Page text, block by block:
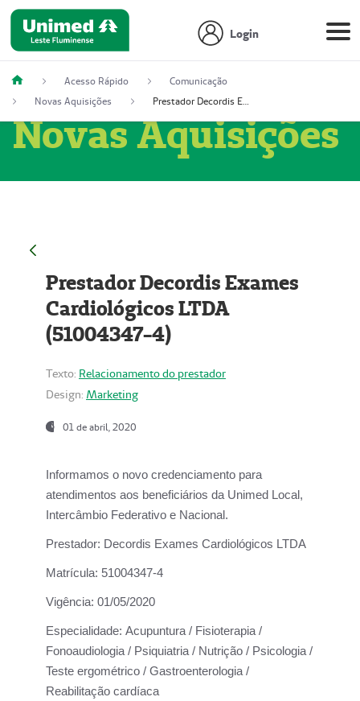
Login
Acesso Rápido
Comunicação
Novas Aquisições
Prestador Decordis Exames Cardiológicos LTDA (51004347-4)
Novas Aquisições
Prestador Decordis Exames
Cardiológicos LTDA
(51004347-4)
Texto: Relacionamento do prestador
Design: Marketing
01 de abril, 2020
Informamos o novo credenciamento para
atendimentos aos beneficiários da Unimed Local,
Intercâmbio Federativo e Nacional.
Prestador: Decordis Exames Cardiológicos LTDA
Matrícula: 51004347-4
Vigência: 01/05/2020
Especialidade: Acupuntura / Fisioterapia /
Fonoaudiologia / Psiquiatria / Nutrição / Psicologia /
Teste ergométrico / Gastroenterologia /
Reabilitação cardíaca